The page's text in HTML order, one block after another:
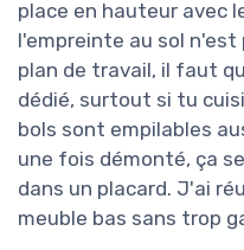
place en hauteur avec
l'empreinte au sol n'est
plan de travail, il faut
dédié, surtout si tu
bols sont empilables
une fois démonté, ça
dans un placard. J'ai
meuble bas sans trop